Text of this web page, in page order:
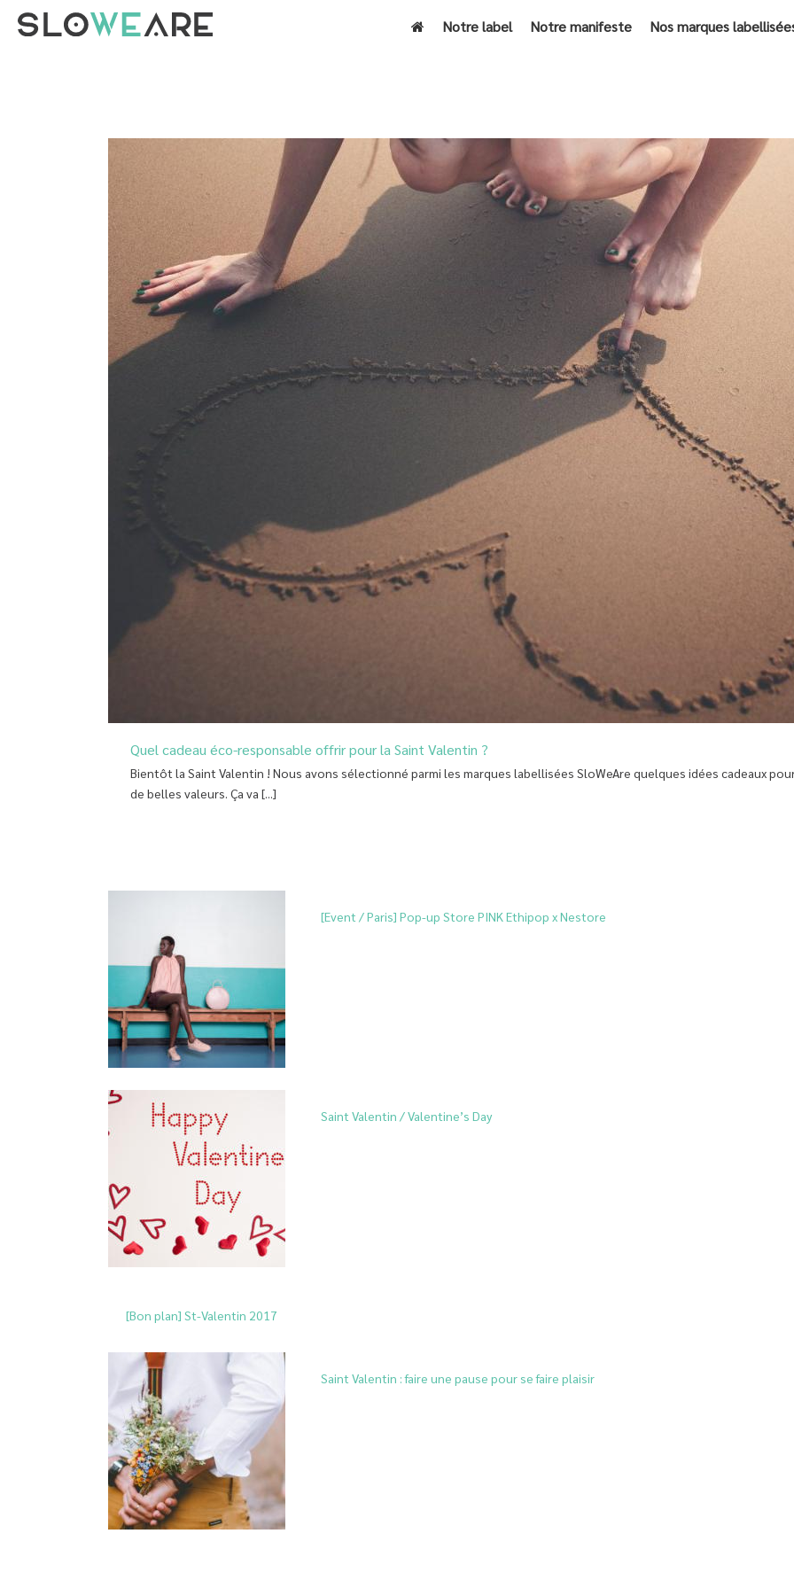
Notre label Notre manifeste Nos marques
Quel cadeau éco-responsable offrir pour la Saint Valentin ?
Bientôt la Saint Valentin ! Nous avons sélectionné parmi les marques labellisées SloWeAre quelques idées cadeaux
de belles valeurs. Ça va [...]
[Event / Paris] Pop-up Store PINK Ethipop x Nestore
Saint Valentin / Valentine’s Day
[Bon plan] St-Valentin 2017
Saint Valentin : faire une pause pour se faire plaisir